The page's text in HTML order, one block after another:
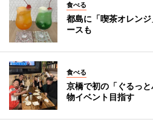
食べる
都島に「喫茶オレン
ースも
食べる
京橋で初の「ぐるっ
物イベント目指す